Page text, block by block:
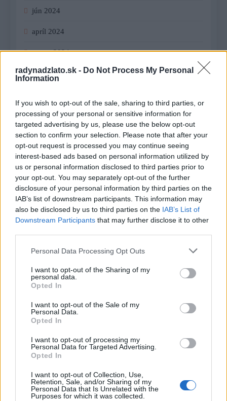
radynadzlato.sk - Do Not Process My Personal
Information
If you wish to opt-out of the sale, sharing to third parties, or
processing of your personal or sensitive information for
targeted advertising by us, please use the below opt-out
section to confirm your selection. Please note that after your
opt-out request is processed you may continue seeing
interest-based ads based on personal information utilized by
us or personal information disclosed to third parties prior to
your opt-out. You may separately opt-out of the further
disclosure of your personal information by third parties on the
IAB’s list of downstream participants. This information may
also be disclosed by us to third parties on the IAB’s List of
Downstream Participants that may further disclose it to other
Personal Data Processing Opt Outs
I want to opt-out of the Sharing of my
personal data.
Opted In
I want to opt-out of the Sale of my
Personal Data.
Opted In
I want to opt-out of processing my
Personal Data for Targeted Advertising.
Opted In
I want to opt-out of Collection, Use,
Retention, Sale, and/or Sharing of my
Personal Data that Is Unrelated with the
Purposes for which it was collected.
jún 2024
apríl 2024
marec 2024
február 2024
december 2023
november 2023
september 2023
august 2023
júl 2023
jún 2023
marec 2023
február 2023
január 2023
december 2022
október 2022